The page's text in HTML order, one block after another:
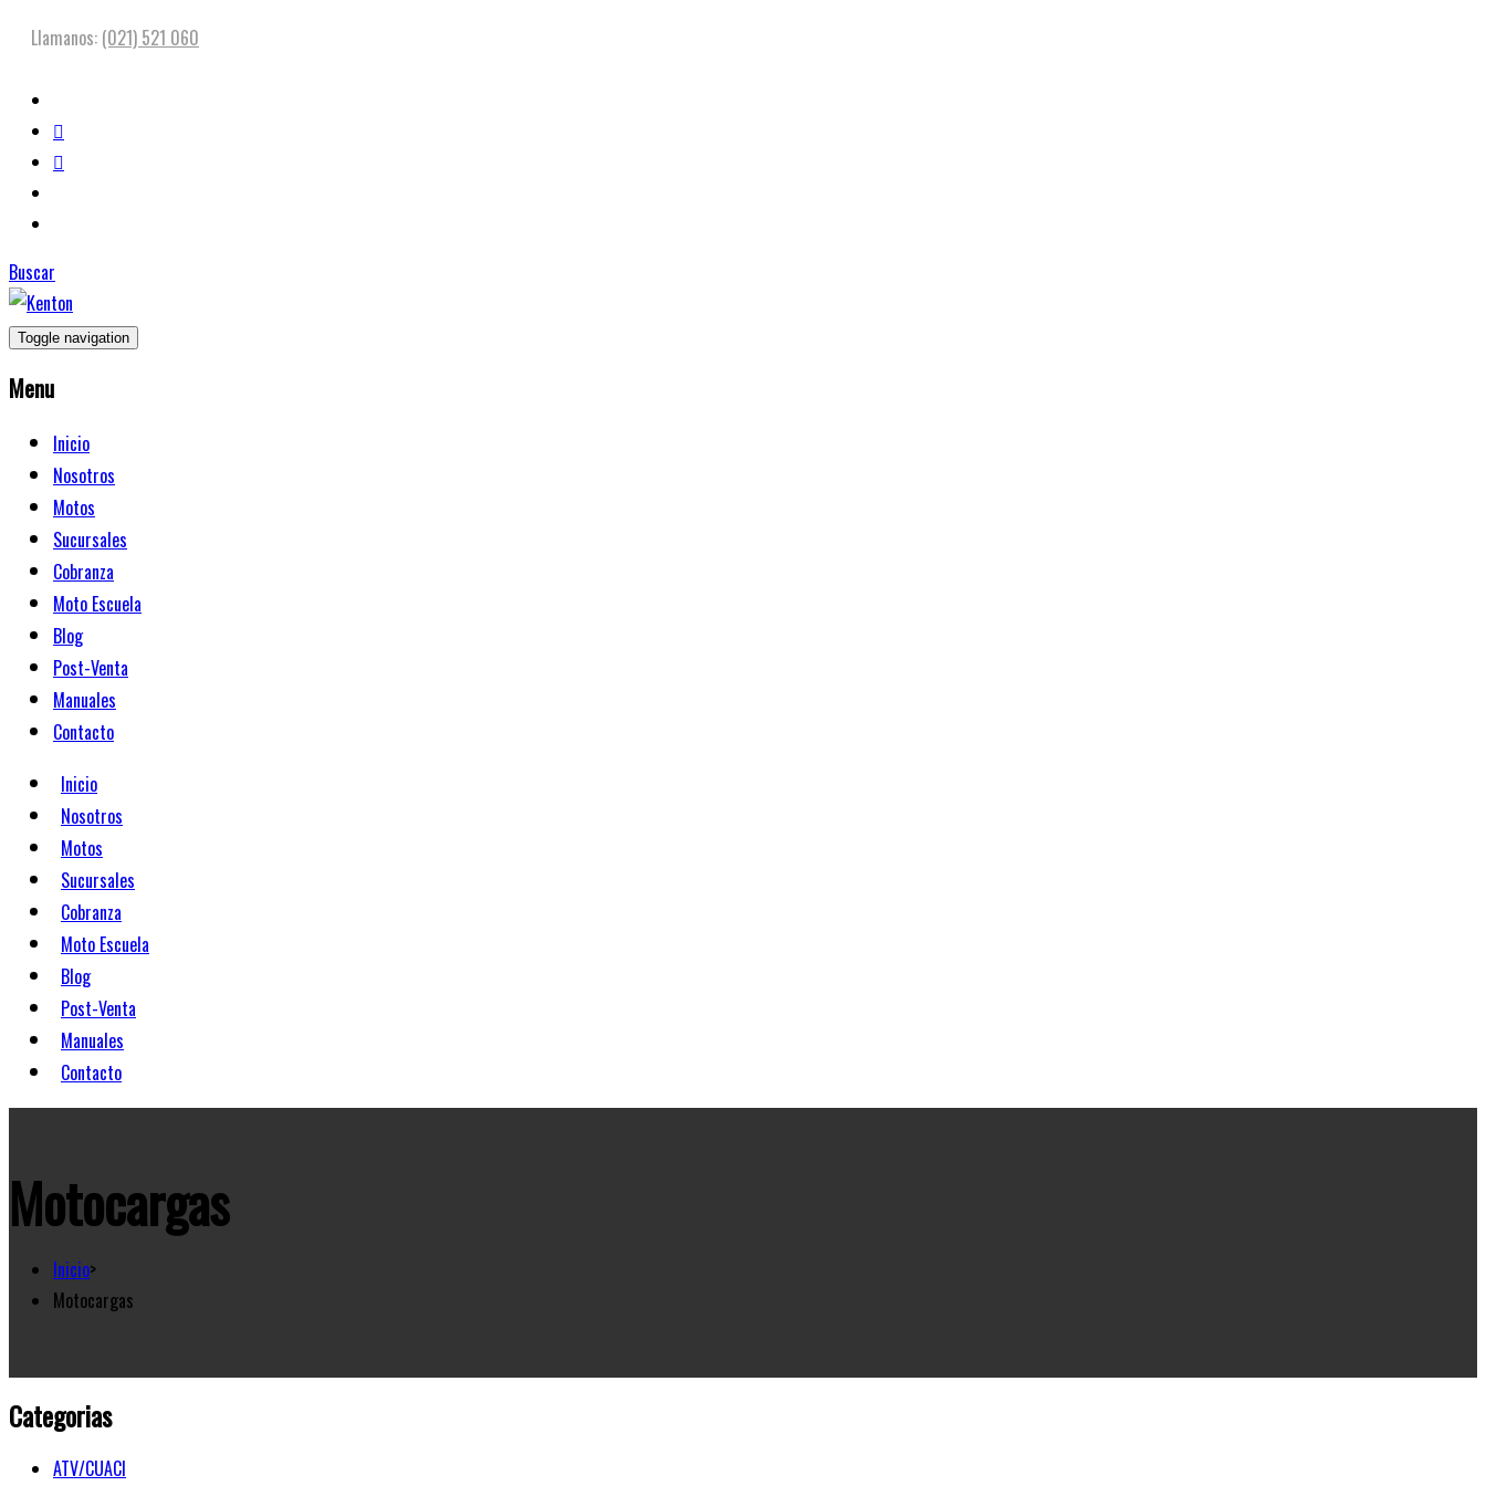
Llamanos: (021) 521 060
Buscar
Toggle navigation
Menu
Inicio
Nosotros
Motos
Sucursales
Cobranza
Moto Escuela
Blog
Post-Venta
Manuales
Contacto
Inicio
Nosotros
Motos
Sucursales
Cobranza
Moto Escuela
Blog
Post-Venta
Manuales
Contacto
Motocargas
Inicio>
Motocargas
Categorias
ATV/CUACI